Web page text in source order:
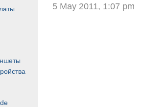
5 May 2011, 1:07 pm